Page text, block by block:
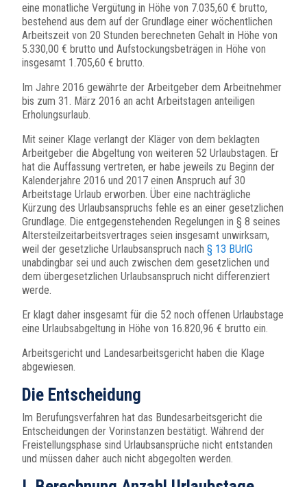
eine monatliche Vergütung in Höhe von 7.035,60 € brutto,
bestehend aus dem auf der Grundlage einer wöchentlichen
Arbeitszeit von 20 Stunden berechneten Gehalt in Höhe von
5.330,00 € brutto und Aufstockungsbeträgen in Höhe von
insgesamt 1.705,60 € brutto.
Im Jahre 2016 gewährte der Arbeitgeber dem Arbeitnehmer
bis zum 31. März 2016 an acht Arbeitstagen anteiligen
Erholungsurlaub.
Mit seiner Klage verlangt der Kläger von dem beklagten
Arbeitgeber die Abgeltung von weiteren 52 Urlaubstagen. Er
hat die Auffassung vertreten, er habe jeweils zu Beginn der
Kalenderjahre 2016 und 2017 einen Anspruch auf 30
Arbeitstage Urlaub erworben. Über eine nachträgliche
Kürzung des Urlaubsanspruchs fehle es an einer gesetzlichen
Grundlage. Die entgegenstehenden Regelungen in § 8 seines
Altersteilzeitarbeitsvertrages seien insgesamt unwirksam,
weil der gesetzliche Urlaubsanspruch nach § 13 BUrlG
unabdingbar sei und auch zwischen dem gesetzlichen und
dem übergesetzlichen Urlaubsanspruch nicht differenziert
werde.
Er klagt daher insgesamt für die 52 noch offenen Urlaubstage
eine Urlaubsabgeltung in Höhe von 16.820,96 € brutto ein.
Arbeitsgericht und Landesarbeitsgericht haben die Klage
abgewiesen.
Die Entscheidung
Im Berufungsverfahren hat das Bundesarbeitsgericht die
Entscheidungen der Vorinstanzen bestätigt. Während der
Freistellungsphase sind Urlaubsansprüche nicht entstanden
und müssen daher auch nicht abgegolten werden.